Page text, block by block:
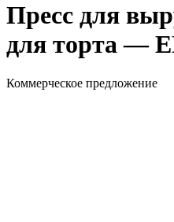
Пресс для
для торта —
Коммерческое предложение